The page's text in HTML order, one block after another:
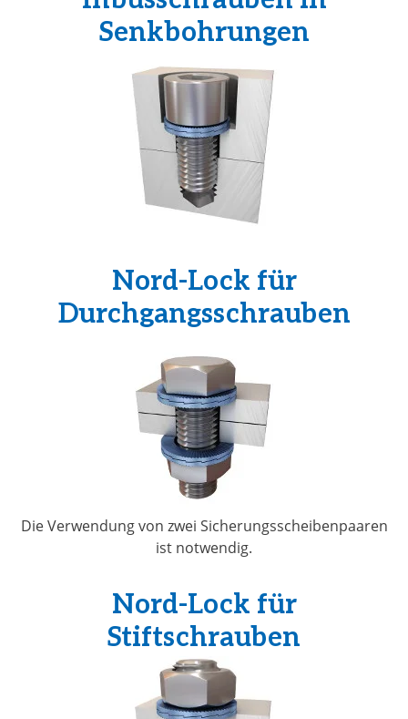
Senkbohrungen
Nord-Lock für
Durchgangsschrauben
Die Verwendung von zwei Sicherungsscheibenpaaren
ist notwendig.
Nord-Lock für
Stiftschrauben